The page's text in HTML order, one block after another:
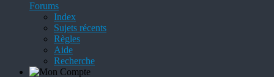
Forums
Index
Sujets récents
Règles
Aide
Recherche